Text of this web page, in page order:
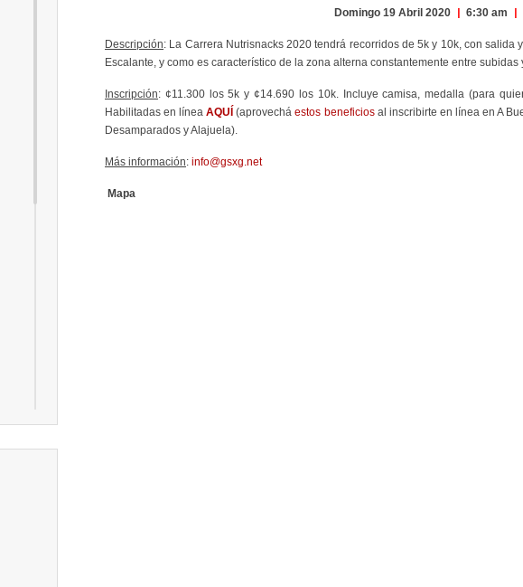
Domingo 19 Abril 2020 | 6:30 am |
Descripción: La Carrera Nutrisnacks 2020 tendrá recorridos de 5k y 10k, con
Escalante, y como es característico de la zona alterna constantemente entre
Inscripción: ¢11.300 los 5k y ¢14.690 los 10k. Incluye camisa, medalla (para
Habilitadas en líneaAQUÍ (aprovecháestos beneficiosal inscribirte en línea en A
Desamparados y Alajuela).
Más información: info@gsxg.net
Mapa